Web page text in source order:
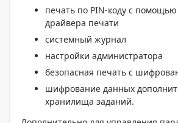
печать по PIN-коду с
драйвера печати
системный журнал
настройки администратора
безопасная печать с
шифрование данных
хранилища заданий.